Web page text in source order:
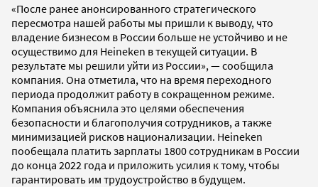
«После ранее анонсированного стратегического
пересмотра нашей работы мы пришли к выводу, что
владение бизнесом в России больше не устойчиво и не
осуществимо для Heineken в текущей ситуации. В
результате мы решили уйти из России», — сообщила
компания. Она отметила, что на время переходного
периода продолжит работу в сокращенном режиме.
Компания объяснила это целями обеспечения
безопасности и благополучия сотрудников, а также
минимизацией рисков национализации. Heineken
пообещала платить зарплаты 1800 сотрудникам в России
до конца 2022 года и приложить усилия к тому, чтобы
гарантировать им трудоустройство в будущем.